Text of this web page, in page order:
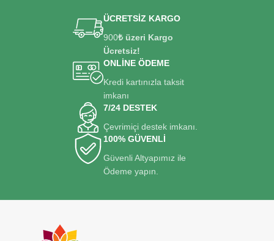
ÜCRETSİZ KARGO
900₺ üzeri Kargo
Ücretsiz!
ONLİNE ÖDEME
Kredi kartınızla taksit
imkanı
7/24 DESTEK
Çevrimiçi destek imkanı.
100% GÜVENLİ
Güvenli Altyapımız ile
Ödeme yapın.